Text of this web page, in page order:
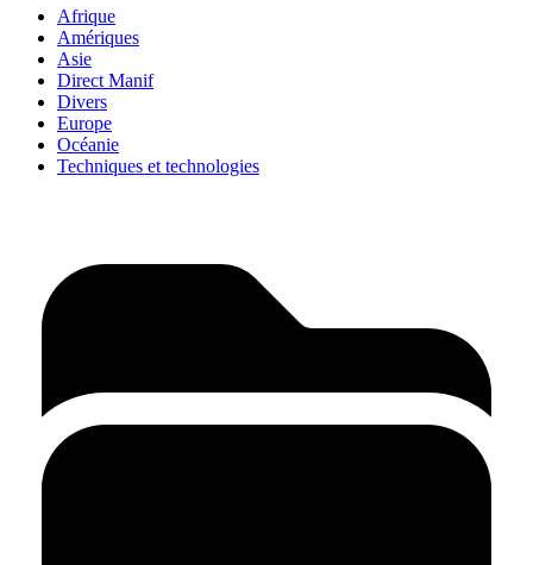
Afrique
Amériques
Asie
Direct Manif
Divers
Europe
Océanie
Techniques et technologies